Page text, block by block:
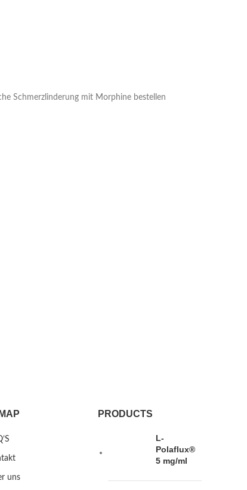
Schmerzlinderung mit Morphine bestellen
uns
PRODUCTS
L-
Polaflux®
5 mg/ml